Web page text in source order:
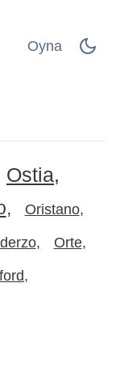
Oyna
Ostia
Oristano
Orte